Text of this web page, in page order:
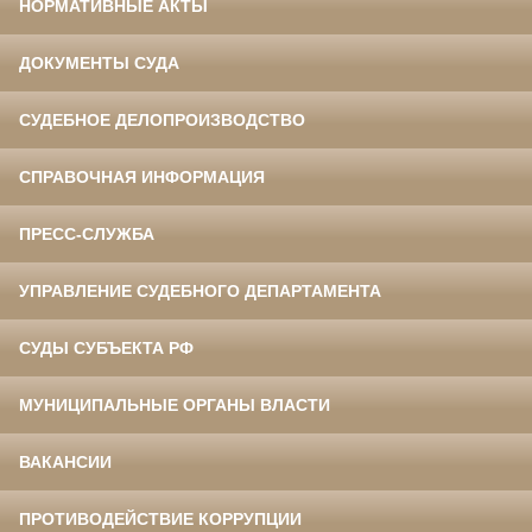
НОРМАТИВНЫЕ АКТЫ
ДОКУМЕНТЫ СУДА
СУДЕБНОЕ ДЕЛОПРОИЗВОДСТВО
СПРАВОЧНАЯ ИНФОРМАЦИЯ
ПРЕСС-СЛУЖБА
УПРАВЛЕНИЕ СУДЕБНОГО ДЕПАРТАМЕНТА
СУДЫ СУБЪЕКТА РФ
МУНИЦИПАЛЬНЫЕ ОРГАНЫ ВЛАСТИ
ВАКАНСИИ
ПРОТИВОДЕЙСТВИЕ КОРРУПЦИИ